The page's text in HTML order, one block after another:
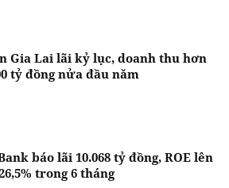
Gia Lai lãi kỷ lục, doanh thu hơn
tỷ đồng nửa đầu năm
báo lãi 10.068 tỷ đồng, ROE lên
trong 6 tháng